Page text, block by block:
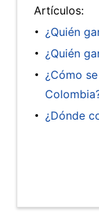
Artículos:
¿Quién
¿Quién
¿Cómo
¿Dónde